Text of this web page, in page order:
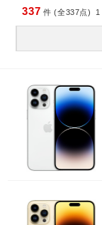
337 件 (全337点) 1